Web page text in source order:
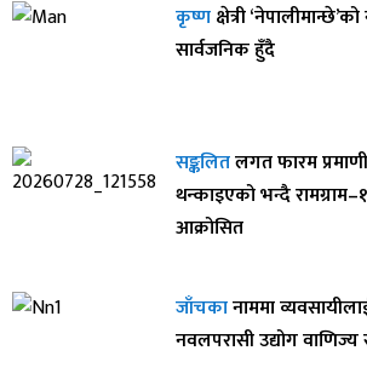
कृष्णक्षेत्री
सार्वजनिक हुँदै
सङ्कलितलगत फारम
थन्काइएको भन्दै
आक्रोसित
जाँचकानाममा
नवलपरासी उद्योग